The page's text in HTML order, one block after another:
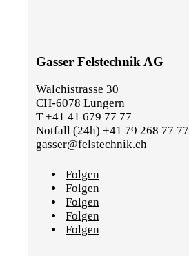
Gasser Felstechnik AG
Walchistrasse 30
CH-6078 Lungern
T +41 41 679 77 77
Notfall (24h) +41 79 268 77 77
gasser@felstechnik.ch
Folgen
Folgen
Folgen
Folgen
Folgen